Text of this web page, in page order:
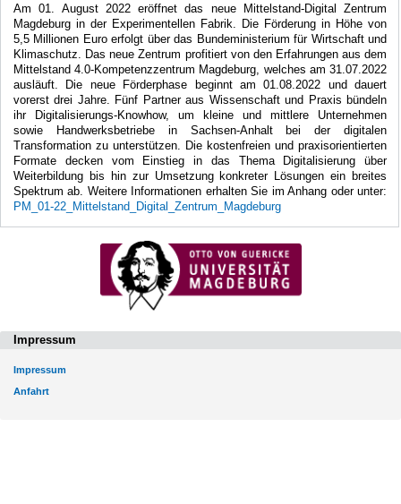
Am 01. August 2022 eröffnet das neue Mittelstand-Digital Zentrum
Magdeburg in der Experimentellen Fabrik. Die Förderung in Höhe von
5,5 Millionen Euro erfolgt über das Bundeministerium für Wirtschaft und
Klimaschutz. Das neue Zentrum profitiert von den Erfahrungen aus dem
Mittelstand 4.0-Kompetenzzentrum Magdeburg, welches am 31.07.2022
ausläuft. Die neue Förderphase beginnt am 01.08.2022 und dauert
vorerst drei Jahre. Fünf Partner aus Wissenschaft und Praxis bündeln
ihr Digitalisierungs-Knowhow, um kleine und mittlere Unternehmen
sowie Handwerksbetriebe in Sachsen-Anhalt bei der digitalen
Transformation zu unterstützen. Die kostenfreien und praxisorientierten
Formate decken vom Einstieg in das Thema Digitalisierung über
Weiterbildung bis hin zur Umsetzung konkreter Lösungen ein breites
Spektrum ab. Weitere Informationen erhalten Sie im Anhang oder unter:
PM_01-22_Mittelstand_Digital_Zentrum_Magdeburg
Impressum
Impressum
Anfahrt